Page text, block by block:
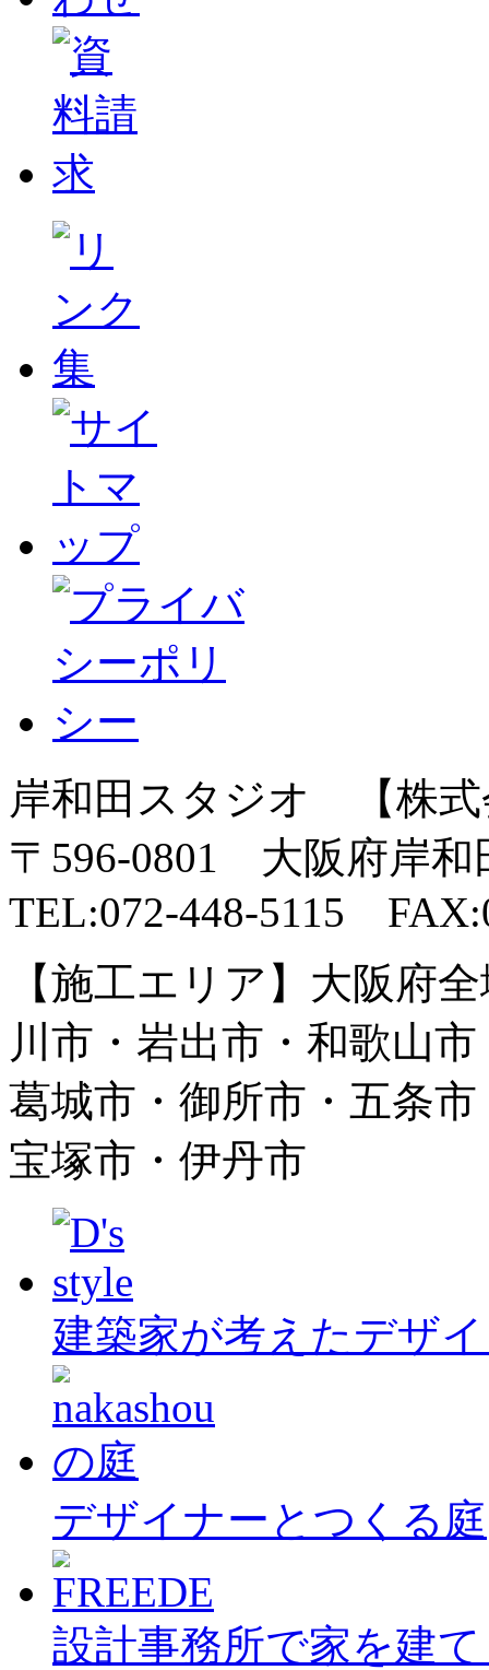
岸和田スタジオ 【株
〒596-0801 大阪府岸和
TEL:072-448-5115
【施工エリア】大阪府
川市・岩出市・和歌山
葛城市・御所市・五条
宝塚市・伊丹市
建築家が考えたデザ
デザイナーとつくる庭
設計事務所で家を建